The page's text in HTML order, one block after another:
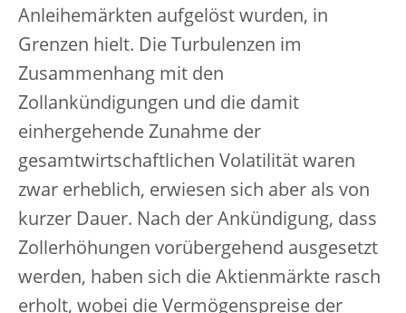
Anleihemärkten aufgelöst wurden, in
Grenzen hielt. Die Turbulenzen im
Zusammenhang mit den
Zollankündigungen und die damit
einhergehende Zunahme der
gesamtwirtschaftlichen Volatilität waren
zwar erheblich, erwiesen sich aber als von
kurzer Dauer. Nach der Ankündigung, dass
Zollerhöhungen vorübergehend ausgesetzt
werden, haben sich die Aktienmärkte rasch
erholt, wobei die Vermögenspreise der